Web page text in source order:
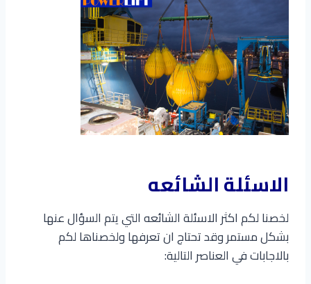
الاسئلة الشائعه
لخصنا لكم اكثر الاسئلة الشائعه التي يتم السؤال عنها
بشكل مستمر وقد تحتاج ان تعرفها ولخصناها لكم
بالاجابات في العناصر التالية: